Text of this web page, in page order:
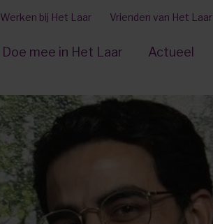
Werken bij Het Laar Vrienden van Het Laar
Doe mee in Het Laar Actueel